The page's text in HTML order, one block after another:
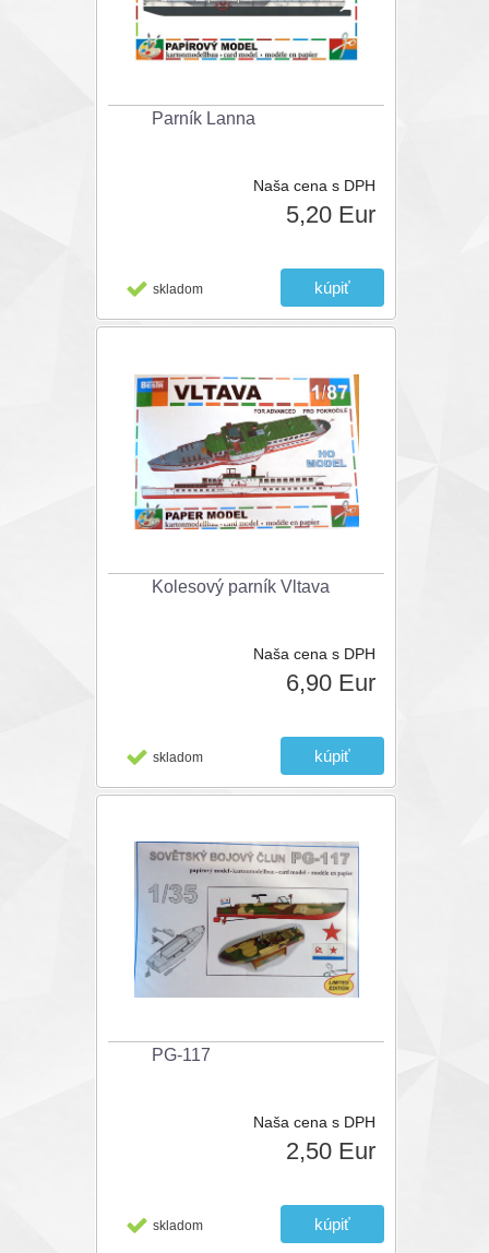
Parník Lanna
Naša cena s DPH
5,20 Eur
skladom
Kolesový parník Vltava
Naša cena s DPH
6,90 Eur
skladom
PG-117
Naša cena s DPH
2,50 Eur
skladom